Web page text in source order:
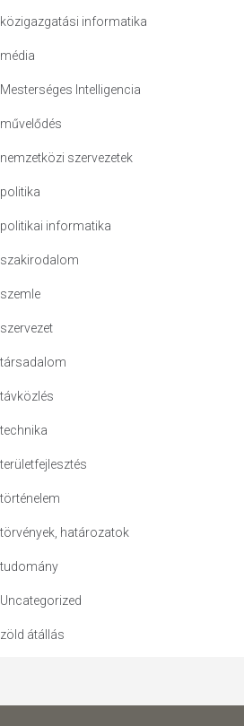
közigazgatási informatika
média
Mesterséges Intelligencia
művelődés
nemzetközi szervezetek
politika
politikai informatika
szakirodalom
szemle
szervezet
társadalom
távközlés
technika
területfejlesztés
történelem
törvények, határozatok
tudomány
Uncategorized
zöld átállás